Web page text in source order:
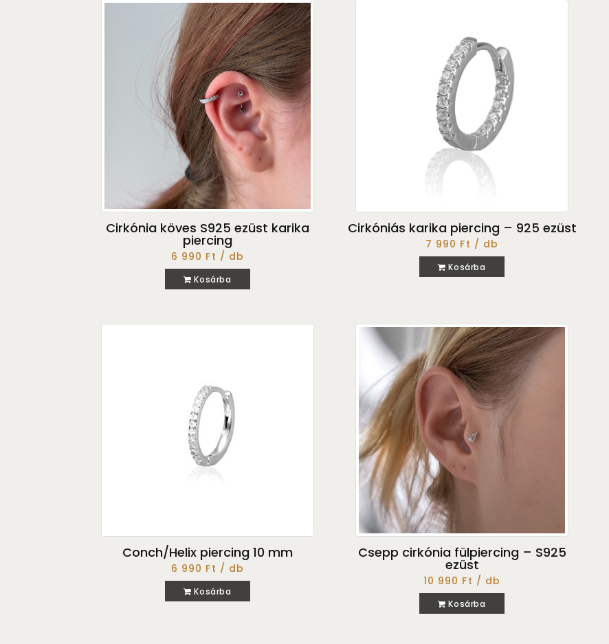
Cirkónia köves S925 ezüst karika
piercing
6 990 Ft / db
Kosárba
Cirkóniás karika piercing – 925 ezüst
7 990 Ft / db
Kosárba
Conch/Helix piercing 10 mm
6 990 Ft / db
Kosárba
Csepp cirkónia fülpiercing – S925
ezüst
10 990 Ft / db
Kosárba